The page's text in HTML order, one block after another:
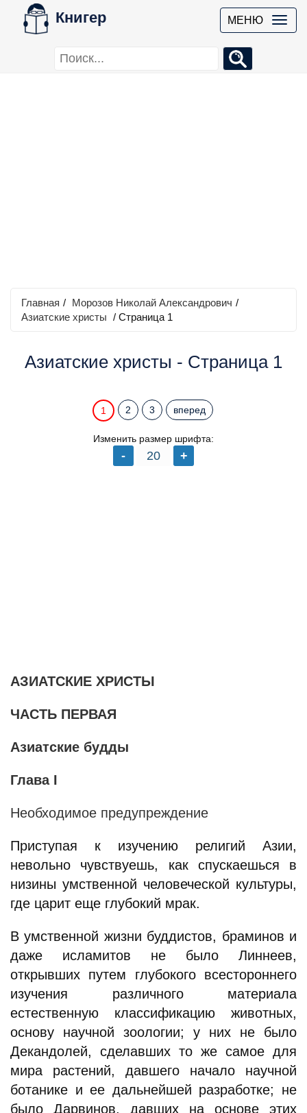
Книгер МЕНЮ
Главная / Морозов Николай Александрович /
Азиатские христы / Страница 1
Азиатские христы - Страница 1
1 2 3 вперед
Изменить размер шрифта:
АЗИАТСКИЕ ХРИСТЫ
ЧАСТЬ ПЕРВАЯ
Азиатские будды
Глава I
Необходимое предупреждение
Приступая к изучению религий Азии,
невольно чувствуешь, как спускаешься в
низины умственной человеческой культуры,
где царит еще глубокий мрак.
В умственной жизни буддистов, браминов и
даже исламитов не было Линнеев,
открывших путем глубокого всестороннего
изучения различного материала
естественную классификацию животных,
основу научной зоологии; у них не было
Декандолей, сделавших то же самое для
мира растений, давшего начало научной
ботанике и ее дальнейшей разработке; не
было Дарвинов, давших на основе этих